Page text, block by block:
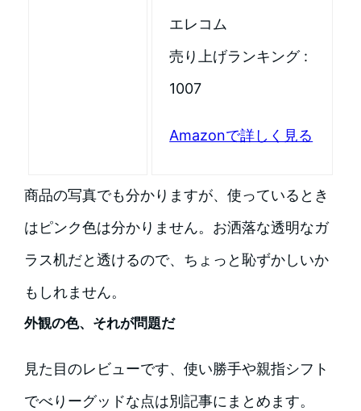
エレコム
売り上げランキング :
1007
Amazonで詳しく見る
商品の写真でも分かりますが、使っているとき
はピンク色は分かりません。お洒落な透明なガ
ラス机だと透けるので、ちょっと恥ずかしいか
もしれません。
外観の色、それが問題だ
見た目のレビューです、使い勝手や親指シフト
でべりーグッドな点は別記事にまとめます。